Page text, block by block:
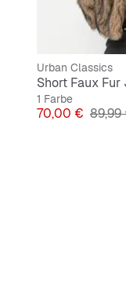
Urban Classics
Short Faux
1 Farbe
Preis
70,00 € 89,99